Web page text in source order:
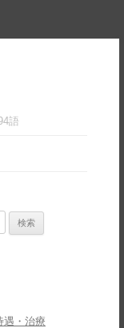
語
・治療